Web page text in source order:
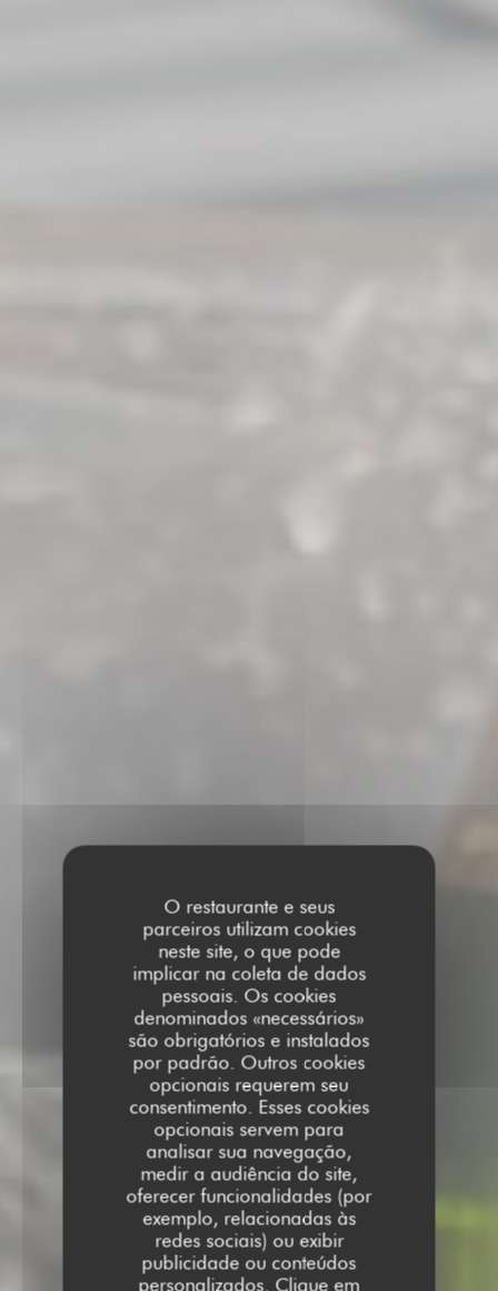
O restaurante e seus
parceiros utilizam cookies
neste site, o que pode
implicar na coleta de dados
pessoais. Os cookies
denominados «necessários»
são obrigatórios e instalados
por padrão. Outros cookies
opcionais requerem seu
consentimento. Esses cookies
opcionais servem para
analisar sua navegação,
medir a audiência do site,
oferecer funcionalidades (por
exemplo, relacionadas às
redes sociais) ou exibir
publicidade ou conteúdos
personalizados. Clique em